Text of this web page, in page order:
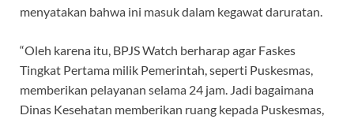
menyatakan bahwa ini masuk dalam kegawat daruratan.
“Oleh karena itu, BPJS Watch berharap agar Faskes
Tingkat Pertama milik Pemerintah, seperti Puskesmas,
memberikan pelayanan selama 24 jam. Jadi bagaimana
Dinas Kesehatan memberikan ruang kepada Puskesmas,